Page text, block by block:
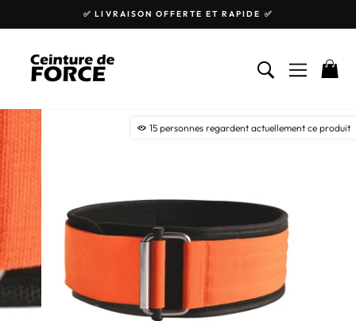
✅ LIVRAISON OFFERTE ET RAPIDE ✅
15 personnes regardent actuellement ce produit